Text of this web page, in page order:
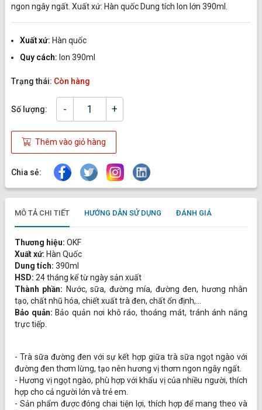
ngon ngây ngất. Xuất xứ: Hàn quốc Dung tích lon lớn 390ml.
Xuất xứ: Hàn quốc
Quy cách: lon 390ml
Trạng thái: Còn hàng
Số lượng: - +
Thêm vào giỏ hàng
Chia sẻ:
MÔ TẢ CHI TIẾT HƯỚNG DẪN SỬ DỤNG ĐÁNH GIÁ
Thương hiệu: OKF
Xuất xứ: Hàn Quốc
Dung tích: 390ml
HSD: 24 tháng kể từ ngày sản xuất
Thành phần: Nước, sữa, đường mía, đường đen, hương nhân
tạo, chất nhũ hóa, chiết xuất trà đen, chất ổn định,...
Bảo quản: Bảo quản nơi khô ráo, thoáng mát, tránh ánh nắng
trực tiếp.
- Trà sữa đường đen với sự kết hợp giữa trà sữa ngọt ngào với
đường đen thơm lừng, tạo nên hương vị thơm ngon ngây ngất.
- Hương vị ngọt ngào, phù hợp với khẩu vị của nhiều người, thích
hợp cho cả người lớn và trẻ em.
- Sản phẩm được đóng chai tiện lợi, thích hợp để mang theo và